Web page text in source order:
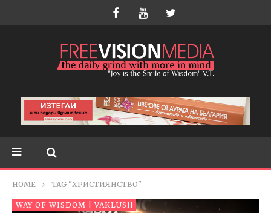
HOME TAG "ХРИСТИЯНСТВО"
WAY OF WISDOM | VAKLUSH